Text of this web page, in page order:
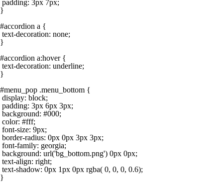
padding: 3px 7px;
}
#accordion a {
text-decoration: none;
}
#accordion a:hover {
text-decoration: underline;
}
#menu_pop .menu_bottom {
display: block;
padding: 3px 6px 3px;
background: #000;
color: #fff;
font-size: 9px;
border-radius: 0px 0px 3px 3px;
font-family: georgia;
background: url('bg_bottom.png') 0px 0px;
text-align: right;
text-shadow: 0px 1px 0px rgba( 0, 0, 0, 0.6);
}